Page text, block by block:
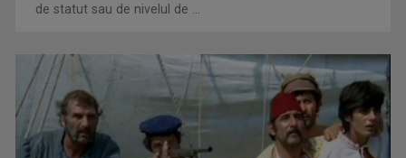
de statut sau de nivelul de ...